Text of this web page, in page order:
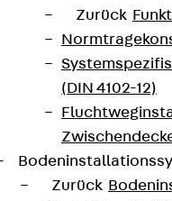
Zurück
(DIN 4102-12)
Zurück